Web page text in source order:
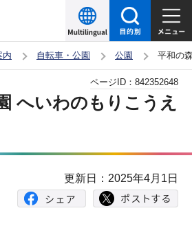
内 自転車・公園 公園 平和の
へいわのもりこうえ
ページID： 842352648
更新日：2025年4月1日